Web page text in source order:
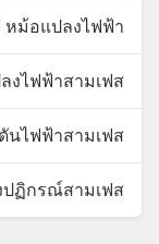
หม้อแปลงไฟฟ้า
งไฟฟ้าสามเฟส
นไฟฟ้าสามเฟส
ปฏิกรณ์สามเฟส